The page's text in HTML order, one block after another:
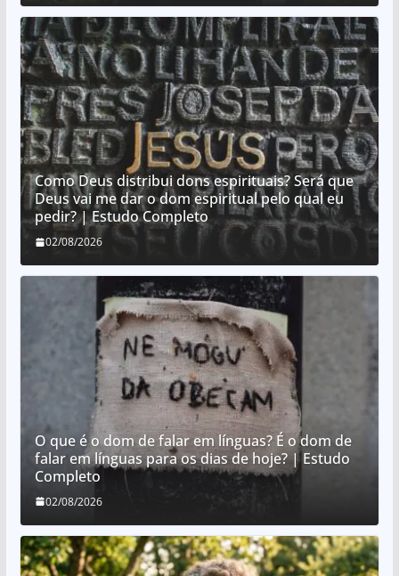
Como Deus distribui dons espirituais? Será que
Deus vai me dar o dom espiritual pelo qual eu
pedir? | Estudo Completo
02/08/2026
O que é o dom de falar em línguas? É o dom de
falar em línguas para os dias de hoje? | Estudo
Completo
02/08/2026